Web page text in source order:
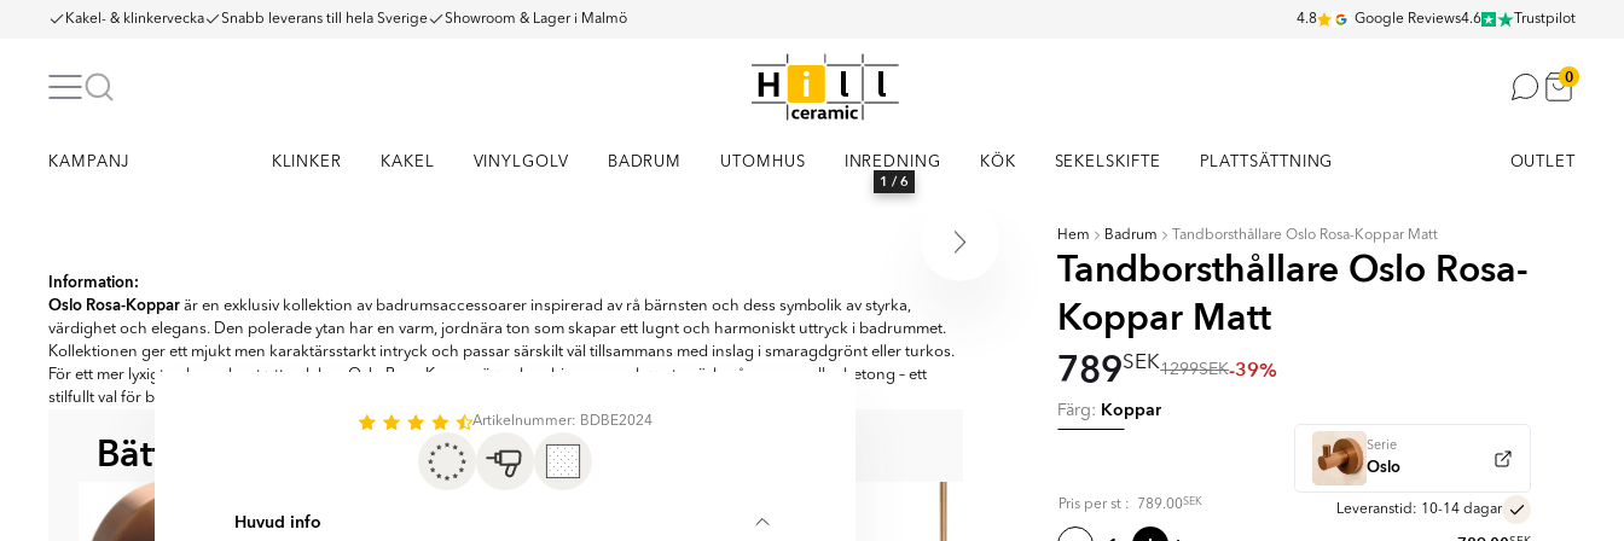
Kakel- & klinkervecka Snabb leverans till hela Sverige Showroom & Lager i Malmö 4.8 Google Reviews4.6 Trustpilot
0
KAMPANJ KLINKER KAKEL VINYLGOLV BADRUM UTOMHUS INREDNING KÖK SEKELSKIFTE PLATTSÄTTNING OUTLET
of
6
1 / 6
Hem Badrum Tandborsthållare Oslo Rosa-Koppar Matt
Tandborsthållare Oslo Rosa-
Koppar Matt
789SEK1299SEK-39%
Färg: Koppar
Serie
Oslo
Pris perst : 789.00SEK
Leveranstid: 10-14 dagar
Information:
Oslo Rosa-Koppar är en exklusiv kollektion av badrumsaccessoarer inspirerad av rå bärnsten och dess symbolik av styrka,
värdighet och elegans. Den polerade ytan har en varm, jordnära ton som skapar ett lugnt och harmoniskt uttryck i badrummet.
Kollektionen ger ett mjukt men karaktärsstarkt intryck och passar särskilt väl tillsammans med inslag i smaragdgrönt eller turkos.
För ett mer lyxigt och modernt uttryck kan Oslo Rosa-Koppar även kombineras med svart, mörkgrå nyanser eller betong – ett
stilfullt val för både klassiska och samtida badrum.
Bättre tillsammans BÄST ATT KOMBINERA MED
Artikelnummer: BDBE2024
Huvud info